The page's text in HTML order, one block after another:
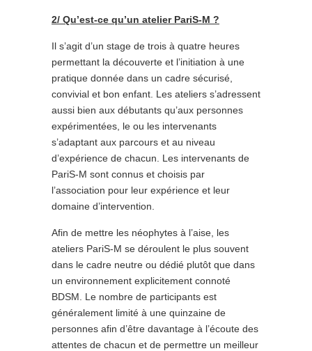
2/ Qu’est-ce qu’un atelier PariS-M ?
Il s’agit d’un stage de trois à quatre heures
permettant la découverte et l’initiation à une
pratique donnée dans un cadre sécurisé,
convivial et bon enfant. Les ateliers s’adressent
aussi bien aux débutants qu’aux personnes
expérimentées, le ou les intervenants
s’adaptant aux parcours et au niveau
d’expérience de chacun. Les intervenants de
PariS-M sont connus et choisis par
l’association pour leur expérience et leur
domaine d’intervention.
Afin de mettre les néophytes à l’aise, les
ateliers PariS-M se déroulent le plus souvent
dans le cadre neutre ou dédié plutôt que dans
un environnement explicitement connoté
BDSM. Le nombre de participants est
généralement limité à une quinzaine de
personnes afin d’être davantage à l’écoute des
attentes de chacun et de permettre un meilleur